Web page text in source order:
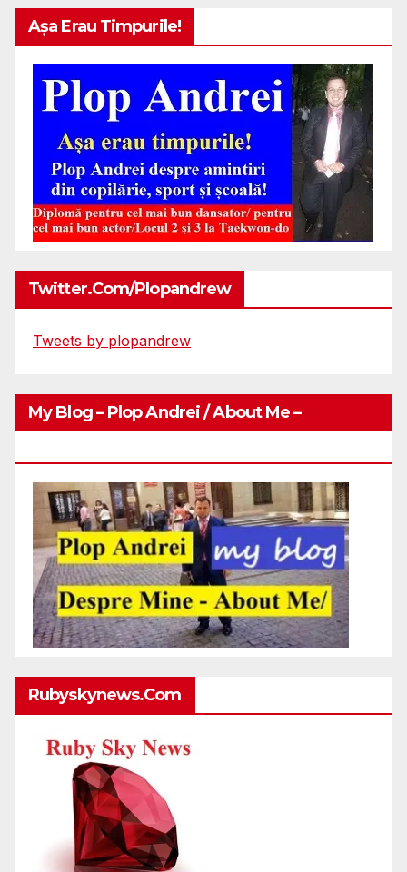
Așa Erau Timpurile!
Twitter.com/plopandrew
Tweets by plopandrew
My Blog – Plop Andrei / About Me –
Rubyskynews.com